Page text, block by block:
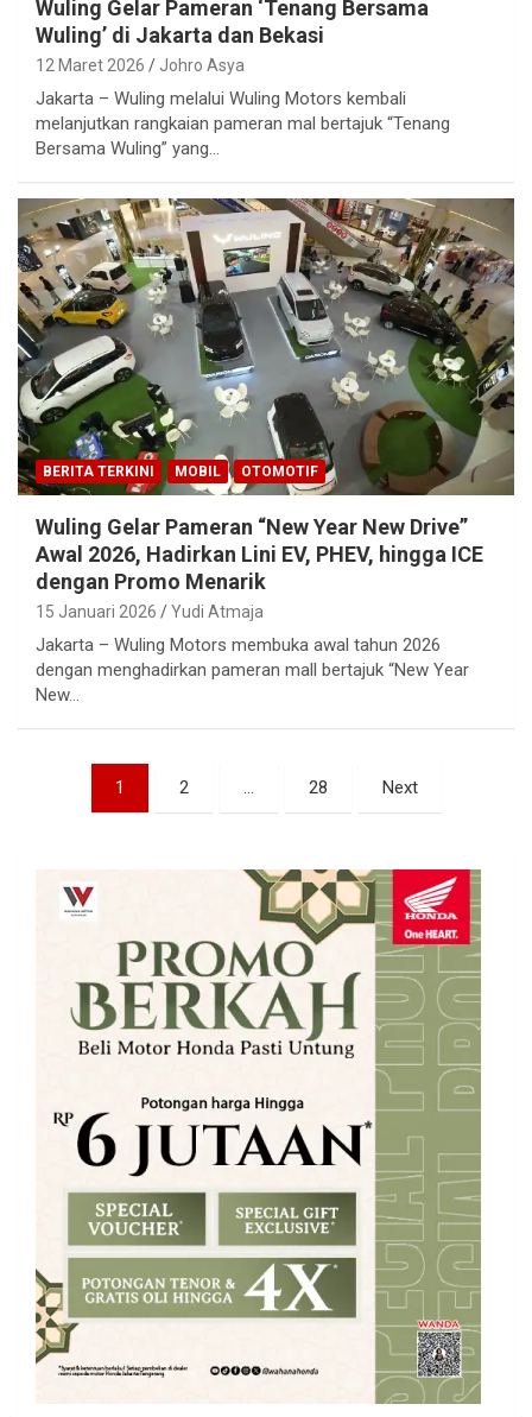
Wuling Gelar Pameran ‘Tenang Bersama
Wuling’ di Jakarta dan Bekasi
12 Maret 2026 Johro Asya
Jakarta – Wuling melalui Wuling Motors kembali
melanjutkan rangkaian pameran mal bertajuk “Tenang
Bersama Wuling” yang…
BERITA TERKINI MOBIL OTOMOTIF
Wuling Gelar Pameran “New Year New Drive”
Awal 2026, Hadirkan Lini EV, PHEV, hingga ICE
dengan Promo Menarik
15 Januari 2026 Yudi Atmaja
Jakarta – Wuling Motors membuka awal tahun 2026
dengan menghadirkan pameran mall bertajuk “New Year
New…
Paginasi
1 2 … 28 Next